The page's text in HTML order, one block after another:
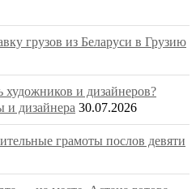
грузов из Беларуси в Грузию
и дизайнеров?
дизайнера 30.07.2026
грамоты послов девяти